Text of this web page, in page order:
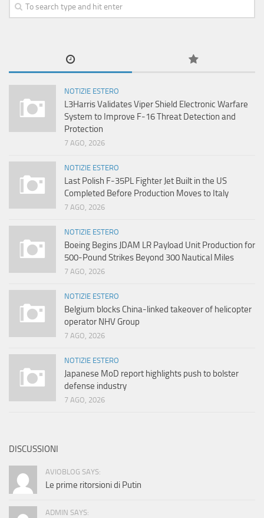
NOTIZIE ESTERO
L3Harris Validates Viper Shield Electronic Warfare
System to Improve F-16 Threat Detection and
Protection
7 AGO, 2026
NOTIZIE ESTERO
Last Polish F-35PL Fighter Jet Built in the US
Completed Before Production Moves to Italy
7 AGO, 2026
NOTIZIE ESTERO
Boeing Begins JDAM LR Payload Unit Production for
500-Pound Strikes Beyond 300 Nautical Miles
7 AGO, 2026
NOTIZIE ESTERO
Belgium blocks China-linked takeover of helicopter
operator NHV Group
7 AGO, 2026
NOTIZIE ESTERO
Japanese MoD report highlights push to bolster
defense industry
7 AGO, 2026
DISCUSSIONI
AVIOBLOG SAYS:
Le prime ritorsioni di Putin
ADMIN SAYS: